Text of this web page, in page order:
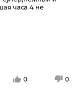
часа 4 не
0 0